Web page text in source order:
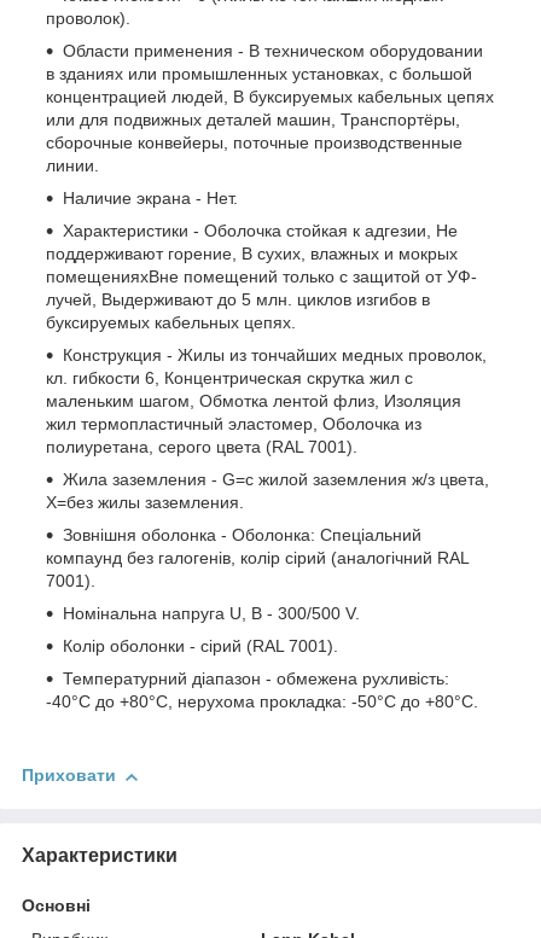
проволок).
Области применения - В техническом оборудовании
в зданиях или промышленных установках, с большой
концентрацией людей, В буксируемых кабельных цепях
или для подвижных деталей машин, Транспортёры,
сборочные конвейеры, поточные производственные
линии.
Наличие экрана - Нет.
Характеристики - Оболочка стойкая к адгезии, Не
поддерживают горение, В сухих, влажных и мокрых
помещенияхВне помещений только с защитой от УФ-
лучей, Выдерживают до 5 млн. циклов изгибов в
буксируемых кабельных цепях.
Конструкция - Жилы из тончайших медных проволок,
кл. гибкости 6, Концентрическая скрутка жил с
маленьким шагом, Обмотка лентой флиз, Изоляция
жил термопластичный эластомер, Оболочка из
полиуретана, серого цвета (RAL 7001).
Жила заземления - G=с жилой заземления ж/з цвета,
Х=без жилы заземления.
Зовнішня оболонка - Оболонка: Спеціальний
компаунд без галогенів, колір сірий (аналогічний RAL
7001).
Номінальна напруга U, В - 300/500 V.
Колір оболонки - сірий (RAL 7001).
Температурний діапазон - обмежена рухливість:
-40°C до +80°C, нерухома прокладка: -50°C до +80°C.
Приховати
Характеристики
Основні